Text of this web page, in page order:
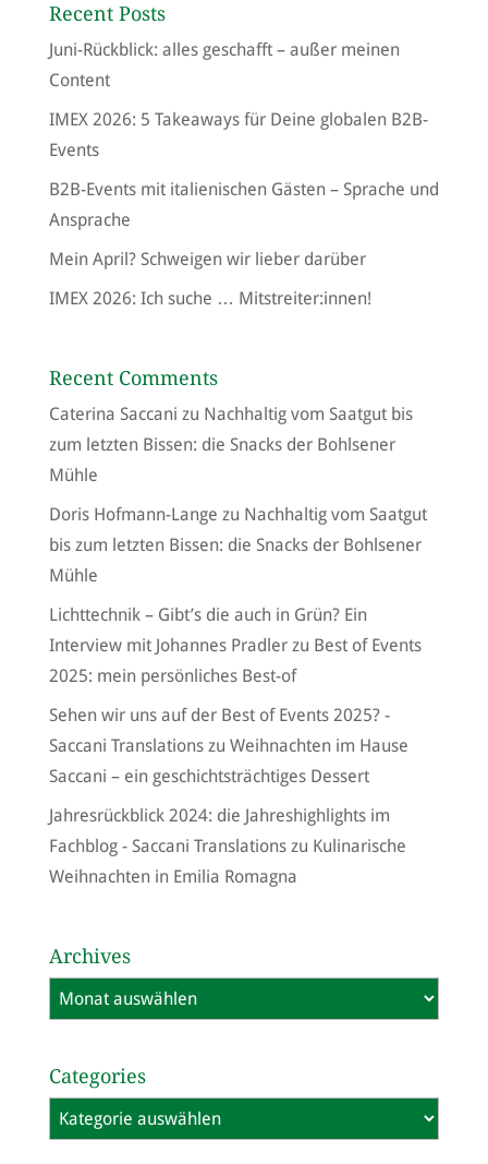
Recent Posts
Juni-Rückblick: alles geschafft – außer meinen
Content
IMEX 2026: 5 Takeaways für Deine globalen B2B-
Events
B2B-Events mit italienischen Gästen – Sprache und
Ansprache
Mein April? Schweigen wir lieber darüber
IMEX 2026: Ich suche … Mitstreiter:innen!
Recent Comments
Caterina Saccani zu Nachhaltig vom Saatgut bis
zum letzten Bissen: die Snacks der Bohlsener
Mühle
Doris Hofmann-Lange zu Nachhaltig vom Saatgut
bis zum letzten Bissen: die Snacks der Bohlsener
Mühle
Lichttechnik – Gibt’s die auch in Grün? Ein
Interview mit Johannes Pradlerzu Best of Events
2025: mein persönliches Best-of
Sehen wir uns auf der Best of Events 2025? -
Saccani Translationszu Weihnachten im Hause
Saccani – ein geschichtsträchtiges Dessert
Jahresrückblick 2024: die Jahreshighlights im
Fachblog - Saccani Translationszu Kulinarische
Weihnachten in Emilia Romagna
Archives
Archives
Categories
Categories